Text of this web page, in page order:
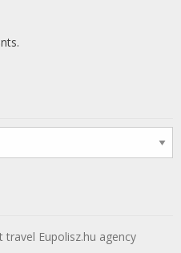
Eupolisz.hu agency